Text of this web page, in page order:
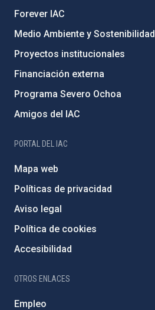
Forever IAC
Medio Ambiente y Sostenibilidad
Proyectos institucionales
Financiación externa
Programa Severo Ochoa
Amigos del IAC
PORTAL DEL IAC
Mapa web
Políticas de privacidad
Aviso legal
Política de cookies
Accesibilidad
OTROS ENLACES
Empleo